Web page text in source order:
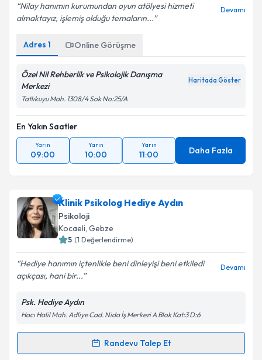
Nilay hanımın kurumundan oyun atölyesi hizmeti
almaktayız, işlemiş olduğu temaların...
Devamı
Adres 1 Online Görüşme
Özel Nil Rehberlik ve Psikolojik Danışma
Merkezi
Haritada Göster
Tatlıkuyu Mah. 1308/4 Sok No:25/A
En Yakın Saatler
Yarın
09:00
Yarın
10:00
Yarın
11:00 Daha Fazla
Klinik Psikolog Hediye Aydın
Psikoloji
Kocaeli, Gebze
5 (1 Değerlendirme)
Hediye hanımın içtenlikle beni dinleyişi beni etkiledi
açıkçası, hani bir...
Devamı
Psk. Hediye Aydın
Hacı Halil Mah. Adliye Cad. Nida İş Merkezi A Blok Kat:3 D:6
Randevu Talep Et
Randevu Takvimi Talebi